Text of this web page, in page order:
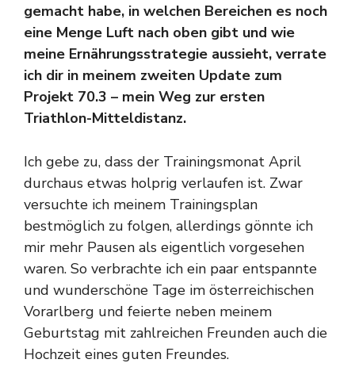
gemacht habe, in welchen Bereichen es noch
eine Menge Luft nach oben gibt und wie
meine Ernährungsstrategie aussieht, verrate
ich dir in meinem zweiten Update zum
Projekt 70.3 – mein Weg zur ersten
Triathlon-Mitteldistanz.
Ich gebe zu, dass der Trainingsmonat April
durchaus etwas holprig verlaufen ist. Zwar
versuchte ich meinem Trainingsplan
bestmöglich zu folgen, allerdings gönnte ich
mir mehr Pausen als eigentlich vorgesehen
waren. So verbrachte ich ein paar entspannte
und wunderschöne Tage im österreichischen
Vorarlberg und feierte neben meinem
Geburtstag mit zahlreichen Freunden auch die
Hochzeit eines guten Freundes.